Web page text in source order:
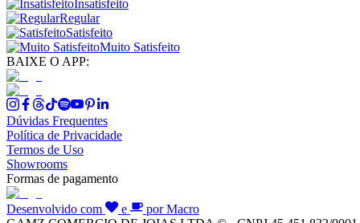
Insatisfeito
Regular
Satisfeito
Muito Satisfeito
BAIXE O APP:
Dúvidas Frequentes
Política de Privacidade
Termos de Uso
Showrooms
Formas de pagamento
Desenvolvido com e
por Macro